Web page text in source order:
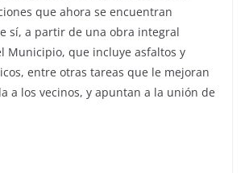
que ahora se encuentran
sí, a partir de una obra integral
Municipio, que incluye asfaltos y
entre otras tareas que le mejoran
a los vecinos, y apuntan a la unión de